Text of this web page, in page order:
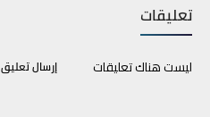
تعليقات
ليست هناك تعليقات إرسال تعليق